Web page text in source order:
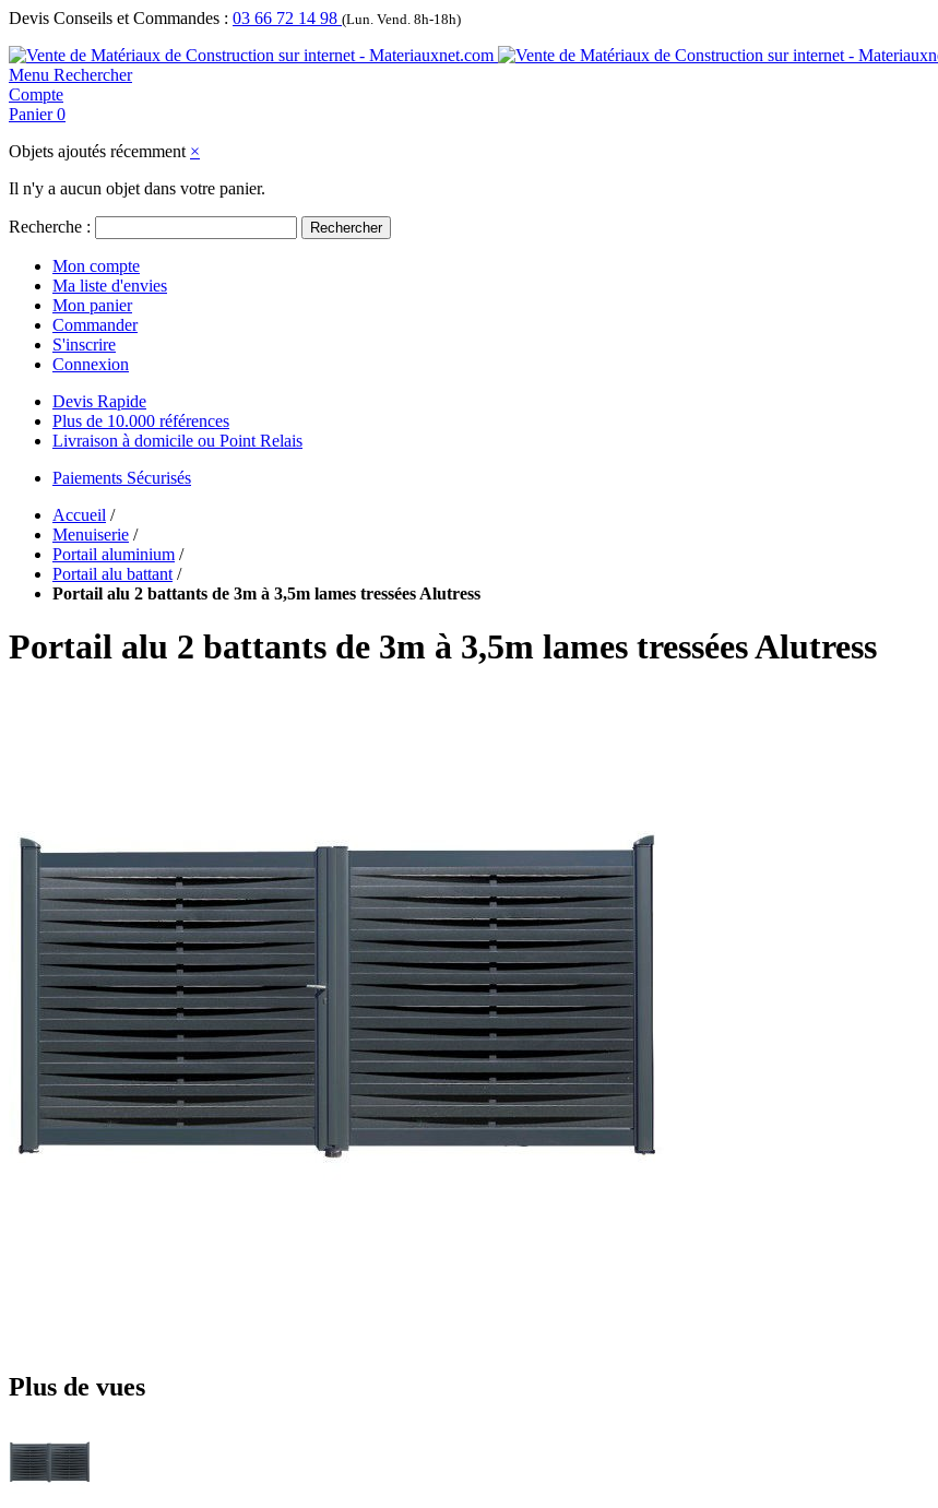
Devis Conseils et Commandes : 03 66 72 14 98 (Lun. Vend. 8h-18h)
Menu Rechercher
Compte
Panier 0
Objets ajoutés récemment ×
Il n'y a aucun objet dans votre panier.
Recherche : Rechercher
Mon compte
Ma liste d'envies
Mon panier
Commander
S'inscrire
Connexion
Devis Rapide
Plus de 10.000 références
Livraison à domicile ou Point Relais
Paiements Sécurisés
Accueil /
Menuiserie /
Portail aluminium /
Portail alu battant /
Portail alu 2 battants de 3m à 3,5m lames tressées Alutress
Portail alu 2 battants de 3m à 3,5m lames tressées Alutress
Plus de vues